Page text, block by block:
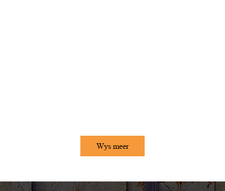
Wys meer